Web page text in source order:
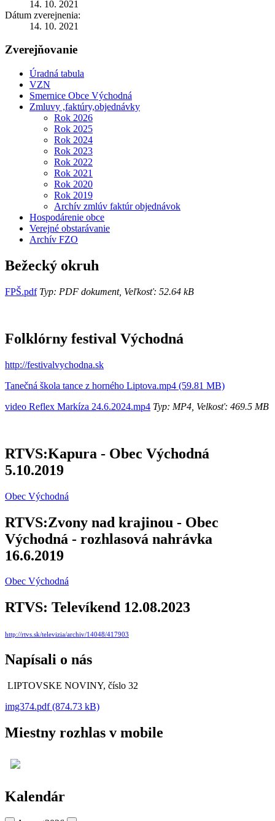
14. 10. 2021
Dátum zverejnenia:
14. 10. 2021
Zverejňovanie
Úradná tabula
VZN
Smernice Obce Východná
Zmluvy ,faktúry,objednávky
Rok 2026
Rok 2025
Rok 2024
Rok 2023
Rok 2022
Rok 2021
Rok 2020
Rok 2019
Archív zmlúv faktúr objednávok
Hospodárenie obce
Verejné obstarávanie
Archív FZO
Bežecký okruh
FPŠ.pdfTyp: PDF dokument, Veľkosť: 52.64 kB
Folklórny festival Východná
http://festivalvychodna.sk
Tanečná škola tance z horného Liptova.mp4 (59.81 MB)
video Reflex Markíza 24.6.2024.mp4 Typ: MP4, Velkosť: 469.5 MB
RTVS:Kapura - Obec Východná
5.10.2019
Obec Východná
RTVS:Zvony nad krajinou - Obec
Východná - rozhlasová nahrávka
16.6.2019
Obec Východná
RTVS: Televíkend 12.08.2023
http://rtvs.sk/televizia/archiv/14048/417903
Napísali o nás
LIPTOVSKE NOVINY, číslo 32
img374.pdf (874.73 kB)
Miestny rozhlas v mobile
Kalendár